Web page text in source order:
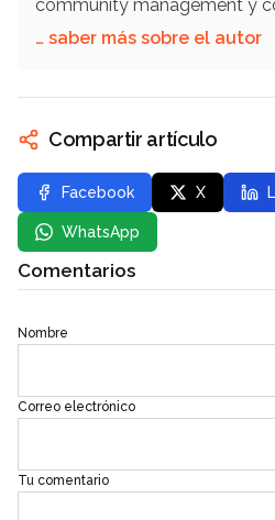
community management y
… saber más sobre el autor
Compartir artículo
Facebook X
WhatsApp
Comentarios
Nombre
Correo electrónico
Tu comentario